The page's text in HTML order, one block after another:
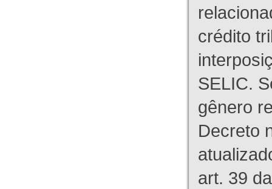
crédito
SELIC.
gênero
Decreto
art. 39